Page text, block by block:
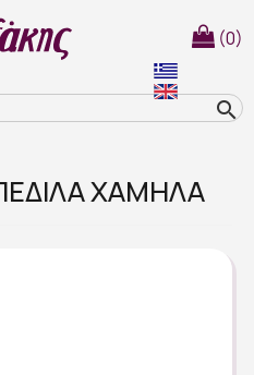
(0)
search
ΧΑΜΗΛΑ